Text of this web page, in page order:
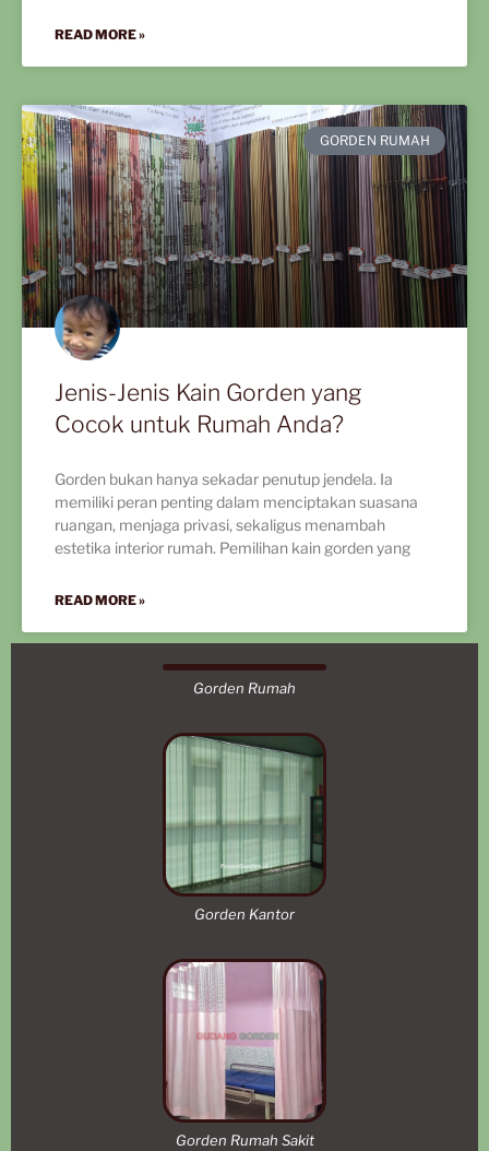
READ MORE »
GORDEN RUMAH
Jenis-Jenis Kain Gorden yang
Cocok untuk Rumah Anda?
Gorden bukan hanya sekadar penutup jendela. Ia
memiliki peran penting dalam menciptakan suasana
ruangan, menjaga privasi, sekaligus menambah
estetika interior rumah. Pemilihan kain gorden yang
READ MORE »
Gorden Rumah
Gorden Kantor
Gorden Rumah Sakit